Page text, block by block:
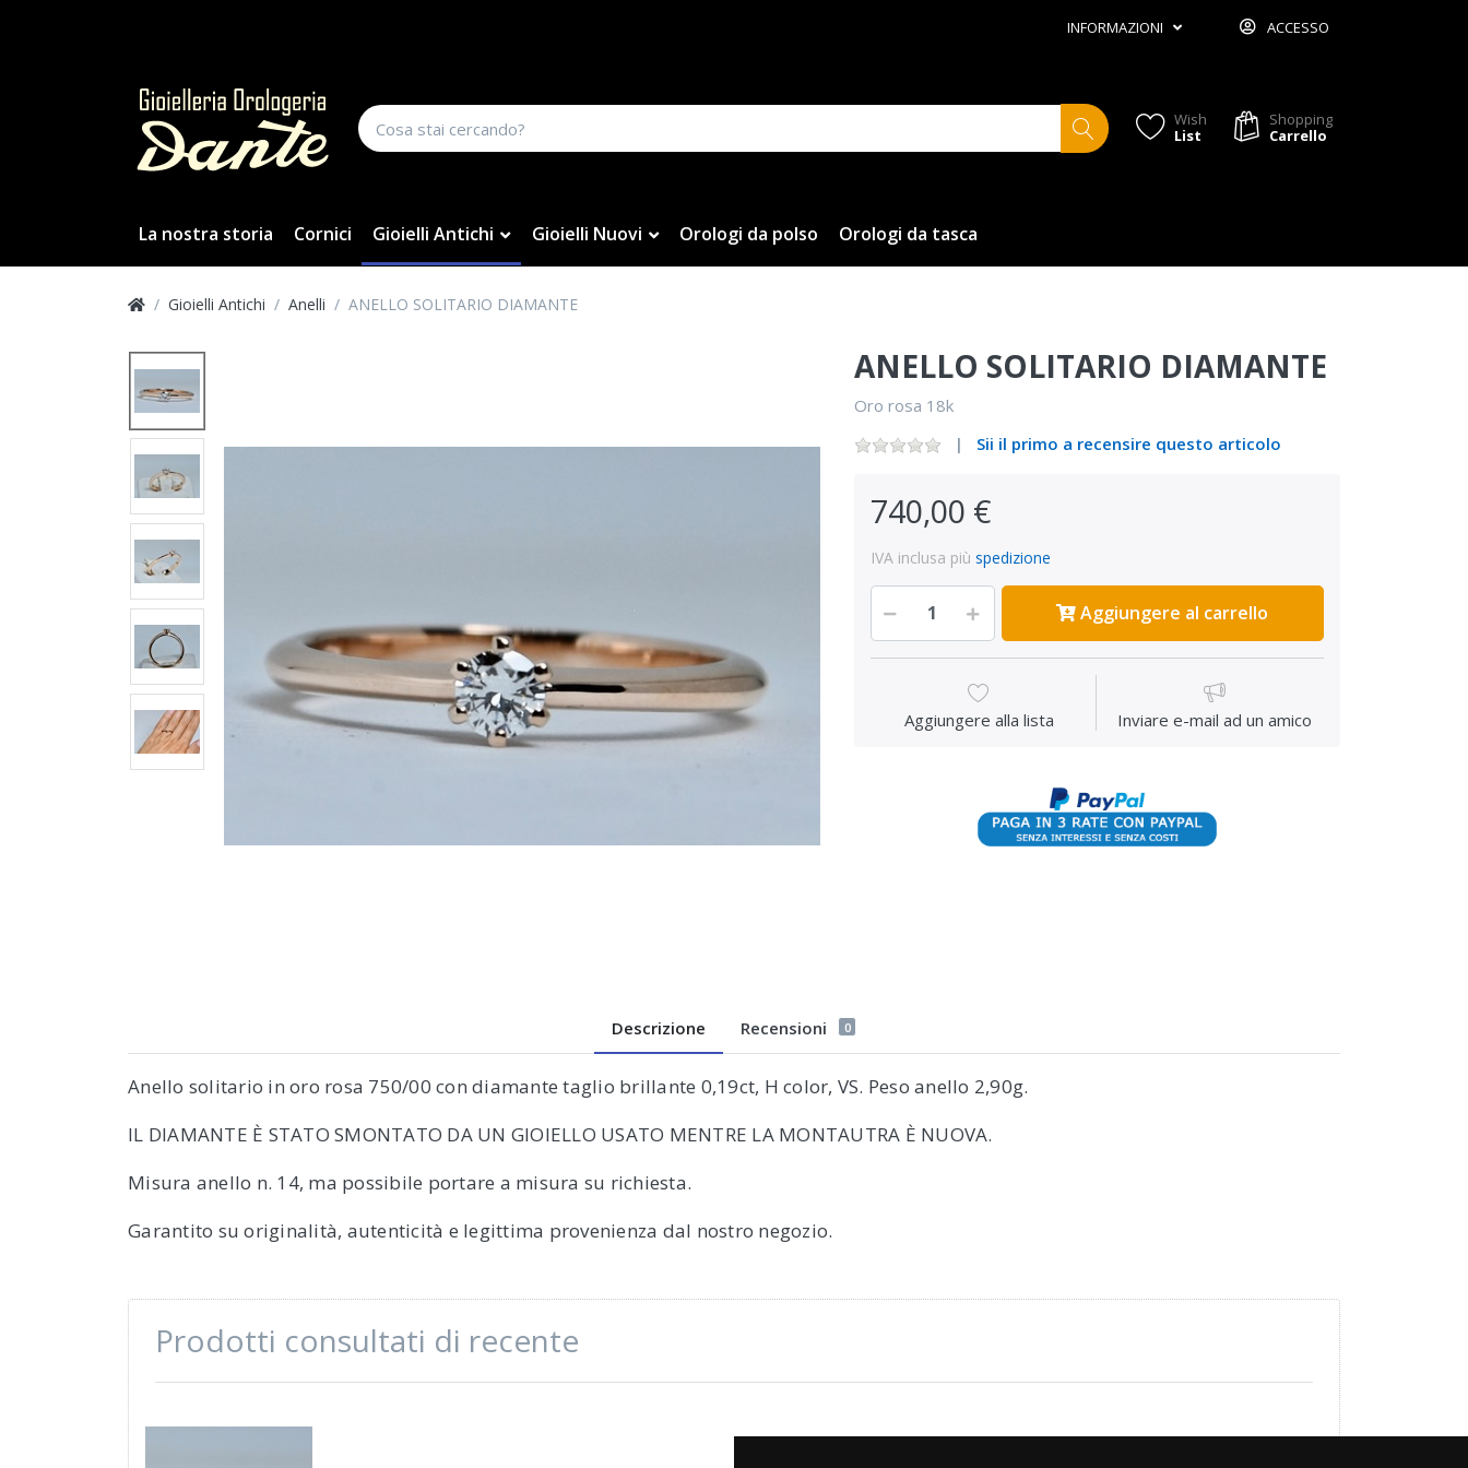
INFORMAZIONI ACCESSO
Wish
List
Shopping
Carrello
La nostra storia Cornici Gioielli Antichi Gioielli Nuovi Orologi da polso Orologi da tasca
Gioielli Antichi Anelli ANELLO SOLITARIO DIAMANTE
ANELLO SOLITARIO DIAMANTE
Oro rosa 18k
Sii il primo a recensire questo articolo
740,00 €
IVA inclusa più spedizione
Aggiungere al carrello
Aggiungere alla lista Inviare e-mail ad un amico
Descrizione Recensioni 0
Anello solitario in oro rosa 750/00 con diamante taglio brillante 0,19ct, H color, VS. Peso anello 2,90g.
IL DIAMANTE È STATO SMONTATO DA UN GIOIELLO USATO MENTRE LA MONTAUTRA È NUOVA.
Misura anello n. 14, ma possibile portare a misura su richiesta.
Garantito su originalità, autenticità e legittima provenienza dal nostro negozio.
Prodotti consultati di recente